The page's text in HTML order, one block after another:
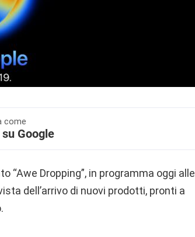
come
Google
“Awe Dropping”, in programma oggi alle
dell’arrivo di nuovi prodotti, pronti a